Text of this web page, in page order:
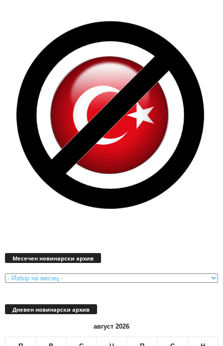
Месечен новинарски архив
Дневен новинарски архив
август 2026